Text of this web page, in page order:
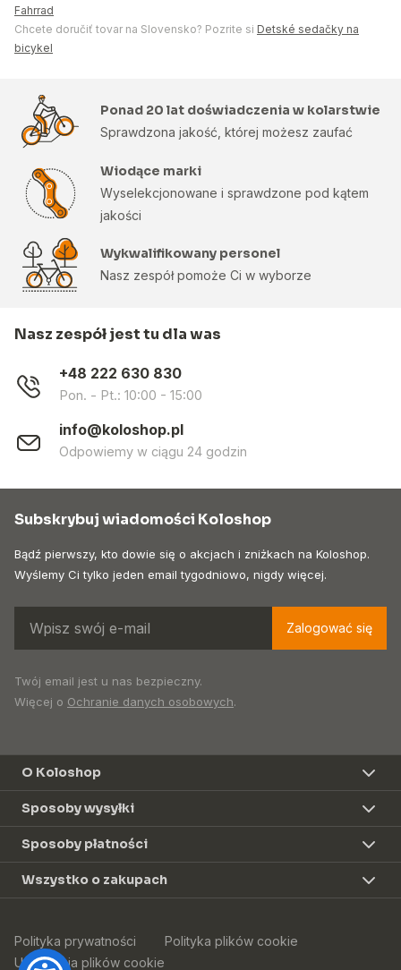
Fahrrad
Chcete doručiť tovar na Slovensko? Pozrite si Detské sedačky na
bicykel
Ponad 20 lat doświadczenia w kolarstwie
Sprawdzona jakość, której możesz zaufać
Wiodące marki
Wyselekcjonowane i sprawdzone pod kątem
jakości
Wykwalifikowany personel
Nasz zespół pomoże Ci w wyborze
Nasz zespół jest tu dla was
+48 222 630 830
Pon. - Pt.: 10:00 - 15:00
info@koloshop.pl
Odpowiemy w ciągu 24 godzin
Subskrybuj wiadomości Koloshop
Bądź pierwszy, kto dowie się o akcjach i zniżkach na Koloshop.
Wyślemy Ci tylko jeden email tygodniowo, nigdy więcej.
Zalogować się
Twój email jest u nas bezpieczny.
Więcej o Ochranie danych osobowych.
O Koloshop
Sposoby wysyłki
Sposoby płatności
Wszystko o zakupach
Polityka prywatności
Polityka plików cookie
Ustawienia plików cookie